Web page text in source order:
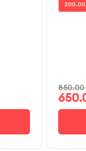
200.00
850.00